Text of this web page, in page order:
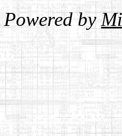
Powered by